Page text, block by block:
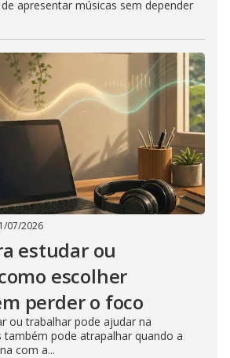
apresentar músicas sem depender
07/2026
estudar ou
escolher
perder o foco
ou trabalhar pode ajudar na
pode atrapalhar quando a
com a...